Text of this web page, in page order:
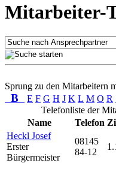
Mitarbeiter-
Sprung zu den Mitarbeitern
B E F G H J K L M O R
Telefonliste der
Name
Telefon
Heckl Josef
Erster
Bürgermeister
08145
84-12